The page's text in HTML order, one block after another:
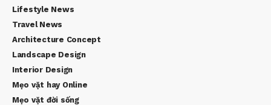
Lifestyle News
Travel News
Architecture Concept
Landscape Design
Interior Design
Mẹo vặt hay Online
Mẹo vặt đời sống